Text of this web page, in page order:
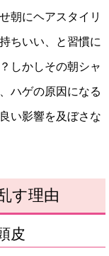
朝にヘアスタイリ
ちいい、と習慣に
しかしその朝シャ
ハゲの原因になる
い影響を及ぼさな
す理由
皮